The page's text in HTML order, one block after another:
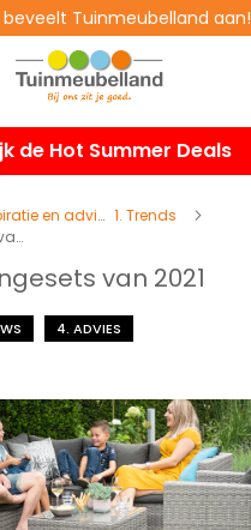
beveelt Tuinmeubelland aan!
de Hot Summer Deals
Blog: inspiratie en advies 1. Trends
De top 10 loungesets van 2021
van 2021
4. ADVIES